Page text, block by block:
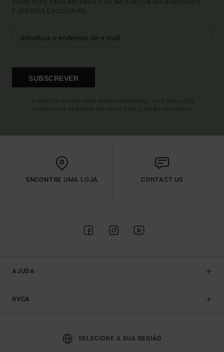
SUBSCREVE PARA RECEBERES AS MAIS RECENTES NOVIDADES
E OFERTAS EXCLUSIVAS.
SUBSCREVER
ENCONTRE UMA LOJA CONTACT US
AJUDA
RVCA
SELECIONE A SUA REGIÃO